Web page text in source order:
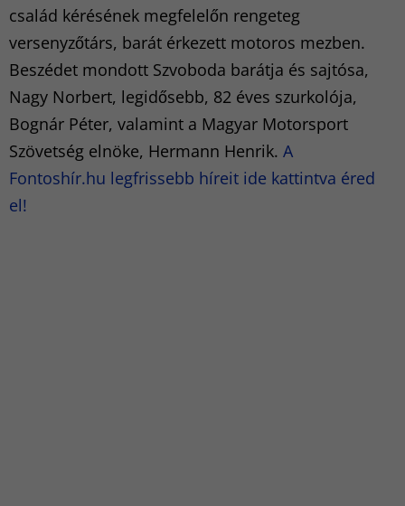
család kérésének megfelelőn rengeteg
versenyzőtárs, barát érkezett motoros mezben.
Beszédet mondott Szvoboda barátja és sajtósa,
Nagy Norbert, legidősebb, 82 éves szurkolója,
Bognár Péter, valamint a Magyar Motorsport
Szövetség elnöke, Hermann Henrik. A
Fontoshír.hu legfrissebb híreit ide kattintva éred
el!